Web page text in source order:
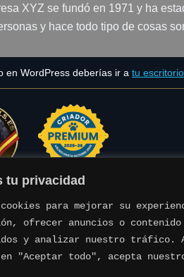
tu privacidad
para mejorar su
ofrecer anuncios o contenido
y analizar nuestro tráfico.
"Aceptar todo", acepta
XYZ se fundó en 1971 y ha
y hace todo tipo de cosas
en WordPress deberías ir a tu escritorio